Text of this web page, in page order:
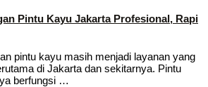
Pintu Kayu Jakarta Profesional, Rapi
pintu kayu masih menjadi layanan yang
di Jakarta dan sekitarnya. Pintu
berfungsi …